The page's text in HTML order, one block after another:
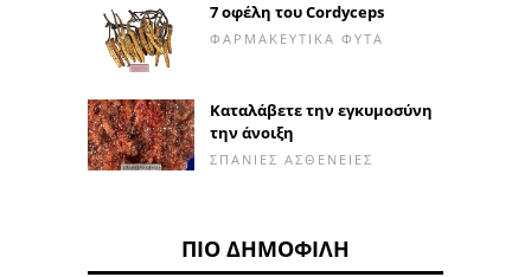
7 οφέλη του Cordyceps
ΦΑΡΜΑΚΕΥΤΙΚΆ ΦΥΤΆ
Καταλάβετε την εγκυμοσύνη
την άνοιξη
ΣΠΆΝΙΕΣ ΑΣΘΈΝΕΙΕΣ
ΠΙΟ ΔΗΜΟΦΙΛΉ